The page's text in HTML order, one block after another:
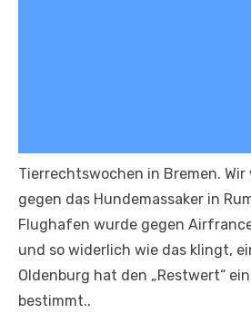
Tierrechtswochen in Bremen.
gegen das Hundemassaker in
Flughafen wurde gegen
und so widerlich wie das klingt,
Oldenburg hat den „Restwert“
bestimmt..